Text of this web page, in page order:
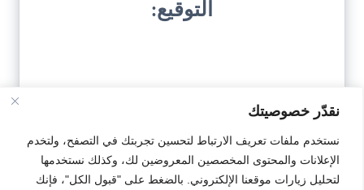
نقدّر خصوصيتك
نستخدم ملفات تعريف الارتباط لتحسين تجربتك في التصفح، ولتخدم
الإعلانات والمحتوى المخصصين المعروضين لك، وكذلك نستخدمها
لتحليل زيارات موقعنا الإلكتروني. بالضغط على "قبول الكل"، فإنك
التوقيع:
تحميل النمودج